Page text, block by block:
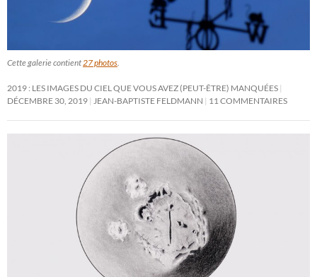
Cette galerie contient 27 photos
2019 : LES IMAGES DU CIEL QUE VOUS AVEZ (PEUT-ÊTRE) MANQUÉES
DÉCEMBRE 30, 2019
JEAN-BAPTISTE FELDMANN 11 COMMENTAIRES